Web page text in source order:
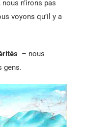
n’irons pas
voyons qu’il y a
– nous
gens.